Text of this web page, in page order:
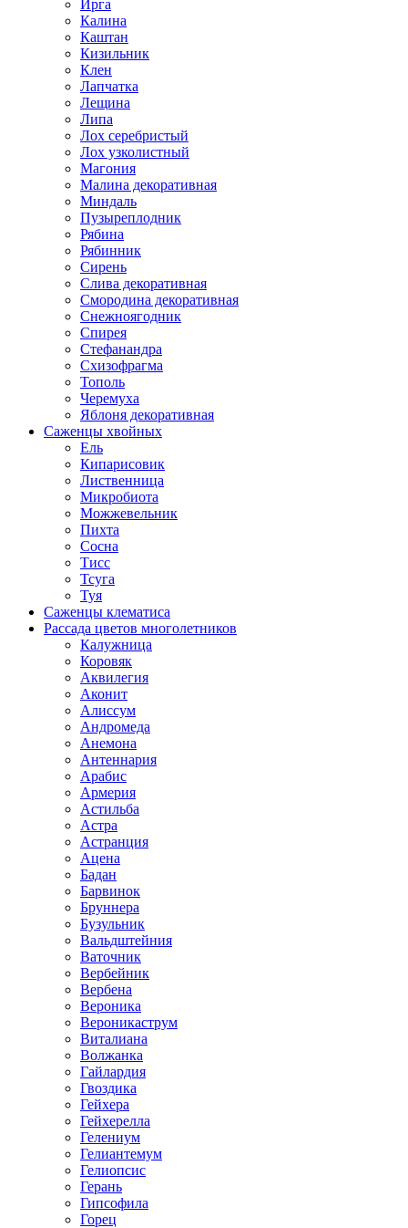
Ирга
Калина
Каштан
Кизильник
Клен
Лапчатка
Лещина
Липа
Лох серебристый
Лох узколистный
Магония
Малина декоративная
Миндаль
Пузыреплодник
Рябина
Рябинник
Сирень
Слива декоративная
Смородина декоративная
Снежноягодник
Спирея
Стефанандра
Схизофрагма
Тополь
Черемуха
Яблоня декоративная
Саженцы хвойных
Ель
Кипарисовик
Лиственница
Микробиота
Можжевельник
Пихта
Сосна
Тисс
Тсуга
Туя
Саженцы клематиса
Рассада цветов многолетников
Калужница
Коровяк
Аквилегия
Аконит
Алиссум
Андромеда
Анемона
Антеннария
Арабис
Армерия
Астильба
Астра
Астранция
Ацена
Бадан
Барвинок
Бруннера
Бузульник
Вальдштейния
Ваточник
Вербейник
Вербена
Вероника
Вероникаструм
Виталиана
Волжанка
Гайлардия
Гвоздика
Гейхера
Гейхерелла
Гелениум
Гелиантемум
Гелиопсис
Герань
Гипсофила
Горец